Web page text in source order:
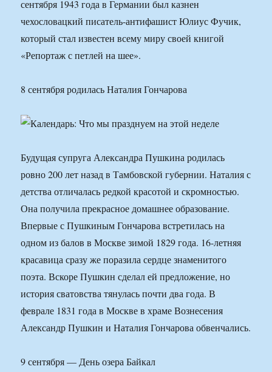
сентября 1943 года в Германии был казнен
чехословацкий писатель-антифашист Юлиус Фучик,
который стал известен всему миру своей книгой
«Репортаж с петлей на шее».
8 сентября родилась Наталия Гончарова
Будущая супруга Александра Пушкина родилась
ровно 200 лет назад в Тамбовской губернии. Наталия с
детства отличалась редкой красотой и скромностью.
Она получила прекрасное домашнее образование.
Впервые с Пушкиным Гончарова встретилась на
одном из балов в Москве зимой 1829 года. 16-летняя
красавица сразу же поразила сердце знаменитого
поэта. Вскоре Пушкин сделал ей предложение, но
история сватовства тянулась почти два года. В
феврале 1831 года в Москве в храме Вознесения
Александр Пушкин и Наталия Гончарова обвенчались.
9 сентября — День озера Байкал